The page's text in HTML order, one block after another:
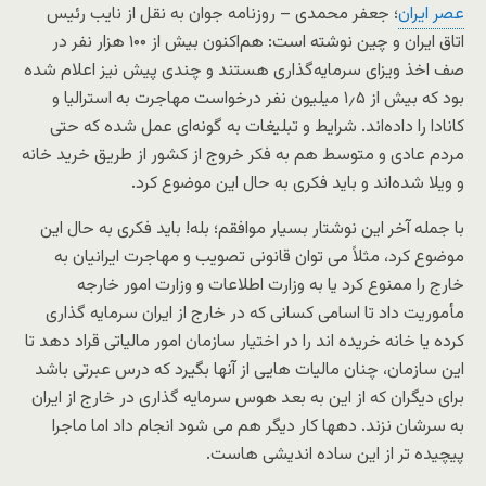
عصر ایران؛ جعفر محمدی – روزنامه جوان به نقل از نایب رئیس
اتاق ایران و چین نوشته است: هم‌اکنون بیش از ۱۰۰ هزار نفر در
صف اخذ ویزای سرمایه‌گذاری هستند و چندی پیش نیز اعلام شده
بود که بیش از ۱٫۵ میلیون نفر درخواست مهاجرت به استرالیا و
کانادا را داده‌اند. شرایط و تبلیغات به گونه‌ای عمل شده که حتی
مردم عادی و متوسط هم به فکر خروج از کشور از طریق خرید خانه
و ویلا شده‌اند و باید فکری به حال این موضوع کرد.
با جمله آخر این نوشتار بسیار موافقم؛ بله! باید فکری به حال این
موضوع کرد، مثلاً می توان قانونی تصویب و مهاجرت ایرانیان به
خارج را ممنوع کرد یا به وزارت اطلاعات و وزارت امور خارجه
مأموریت داد تا اسامی کسانی که در خارج از ایران سرمایه گذاری
کرده یا خانه خریده اند را در اختیار سازمان امور مالیاتی قراد دهد تا
این سازمان، چنان مالیات هایی از آنها بگیرد که درس عبرتی باشد
برای دیگران که از این به بعد هوس سرمایه گذاری در خارج از ایران
به سرشان نزند. دهها کار دیگر هم می شود انجام داد اما ماجرا
پیچیده تر از این ساده اندیشی هاست.